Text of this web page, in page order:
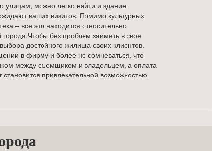
улицам, можно легко найти и здание
ваших визитов. Помимо культурных
– все это находится относительно
без проблем заиметь в свое
достойного жилища своих клиентов.
в фирму и более не сомневаться, что
между съемщиком и владельцем, а оплата
становится привлекательной возможностью